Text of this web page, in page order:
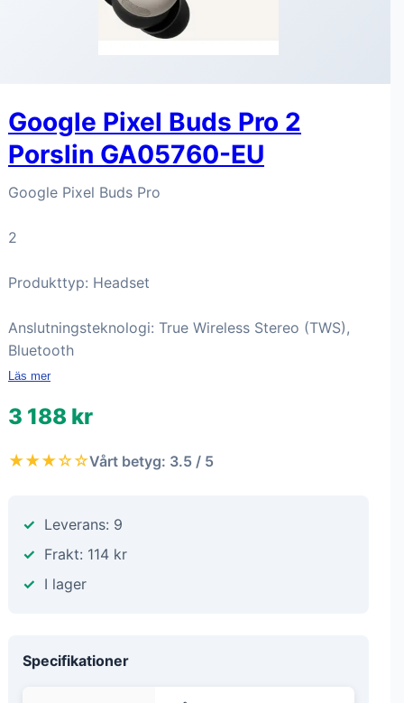
Google Pixel Buds Pro 2
Porslin GA05760-EU
Google Pixel Buds Pro
2
Produkttyp: Headset
Anslutningsteknologi: True Wireless Stereo (TWS),
Bluetooth
Läs mer
3 188 kr
★★★☆☆Vårt betyg: 3.5 / 5
Leverans: 9
Frakt: 114 kr
I lager
Specifikationer